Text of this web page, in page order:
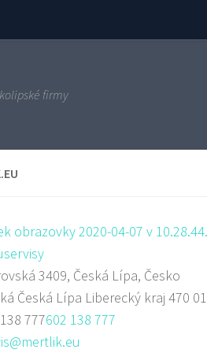
firmy
3409, Česká Lípa, Česko
Česká Lípa Liberecký kraj 470 01
777602 138 777